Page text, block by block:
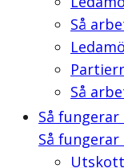
Så
Så
Så
Så